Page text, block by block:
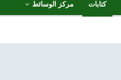
كتابات مركز الوسائط